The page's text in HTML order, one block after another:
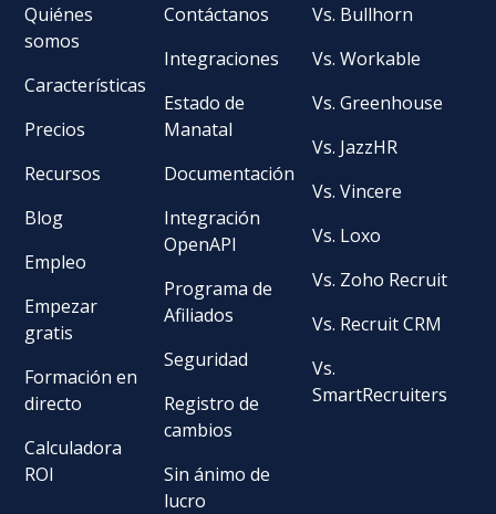
Quiénes
somos
Características
Precios
Recursos
Blog
Empleo
Empezar
gratis
Formación en
directo
Calculadora
ROI
Contáctanos
Integraciones
Estado de
Manatal
Documentación
Integración
OpenAPI
Programa de
Afiliados
Seguridad
Registro de
cambios
Sin ánimo de
lucro
Vs. Bullhorn
Vs. Workable
Vs. Greenhouse
Vs. JazzHR
Vs. Vincere
Vs. Loxo
Vs. Zoho Recruit
Vs. Recruit CRM
Vs.
SmartRecruiters